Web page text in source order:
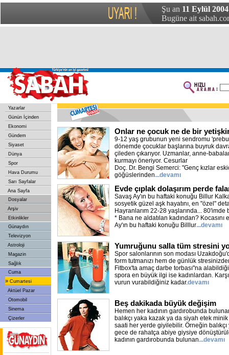
Şu an 11 Eylül
Bugüne ait
Yazarlar
Günün İçinden
Ekonomi
Gündem
Siyaset
Dünya
Spor
Hava Durumu
Sarı Sayfalar
Ana Sayfa
Dosyalar
Arşiv
Etkinlikler
Günaydın
Televizyon
Astroloji
Magazin
Sağlık
Cuma
» Cumartesi
Aktüel Pazar
Otomobil
Sinema
Çizerler
Onlar ne çocuk ne de bir
9-12 yaş grubunun yeni sendromu
dönemde çocuklar başlarına buyruk
çileden çıkarıyor. Uzmanlar, anne-
kurmayı öneriyor. Cesurlar
Doç. Dr. Bengi Semerci: "Genç kızlar
göğüslerinden...devamı
Evde çıplak dolaşırım perde
Savaş Ay'ın bu haftaki konuğu Billur
sosyetik güzel aşk hayatını, en "özel"
Hayranlarım 22-28 yaşlarında... 80'imde
* Bana ne aldatılan kadından? Kocasını
Ay'ın bu haftaki konuğu Billlur...devamı
Yumruğunu salla tüm stresini
Spor salonlarının son modası
form tutmanızı hem de günlük
Fitbox'ta amaç darbe torbası"na
spora en büyük ilgi ise kadınlardan.
vurun vurabildiğiniz kadar.devamı
Beş dakikada büyük değişim
Hemen her kadının gardırobunda
balıkçı yaka kazak ya da siyah etek
saati her yerde giyilebilir. Örneğin
gece de rahatça abiye giysiye
kadının gardırobunda bulunan...devamı